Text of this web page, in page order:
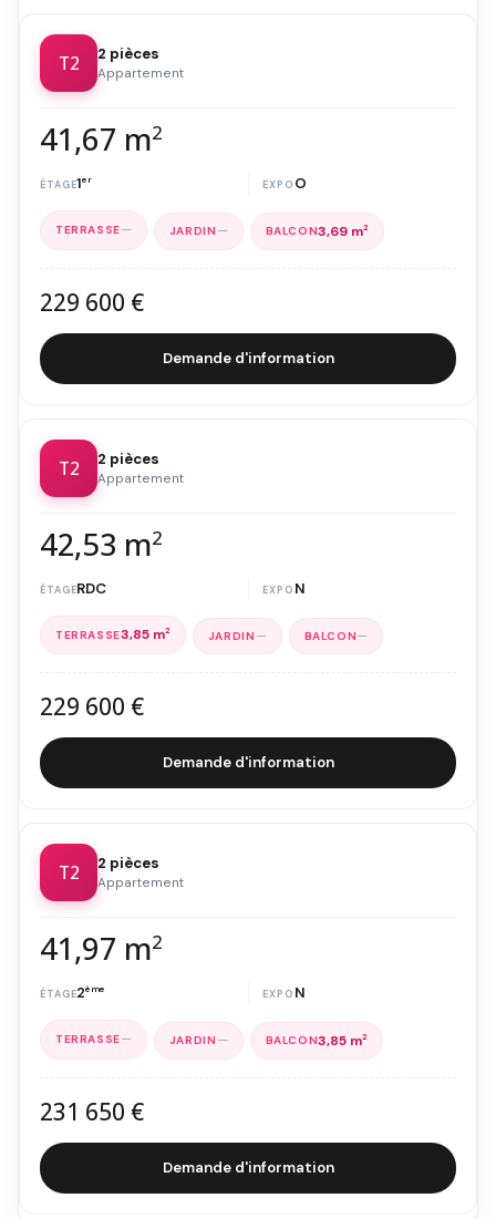
T2 2 pièces
Appartement
41,67 m2
1er O
— — 3,69 m2
229 600 €
Demande d'information
T2 2 pièces
Appartement
42,53 m2
RDC N
3,85 m2 — —
229 600 €
Demande d'information
T2 2 pièces
Appartement
41,97 m2
2ème N
— — 3,85 m2
231 650 €
Demande d'information